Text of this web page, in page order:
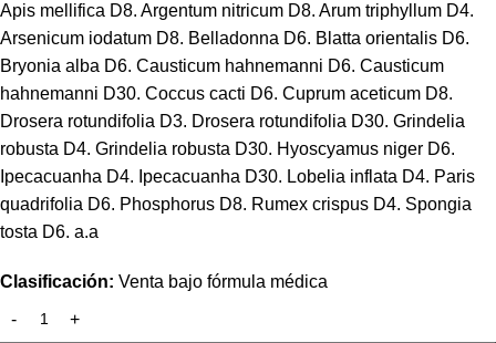
Apis mellifica D8. Argentum nitricum D8. Arum triphyllum D4.
Arsenicum iodatum D8. Belladonna D6. Blatta orientalis D6.
Bryonia alba D6. Causticum hahnemanni D6. Causticum
hahnemanni D30. Coccus cacti D6. Cuprum aceticum D8.
Drosera rotundifolia D3. Drosera rotundifolia D30. Grindelia
robusta D4. Grindelia robusta D30. Hyoscyamus niger D6.
Ipecacuanha D4. Ipecacuanha D30. Lobelia inflata D4. Paris
quadrifolia D6. Phosphorus D8. Rumex crispus D4. Spongia
tosta D6. a.a
Clasificación: Venta bajo fórmula médica